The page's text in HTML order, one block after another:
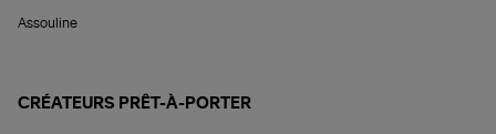
Assouline
CRÉATEURS PRÊT-À-PORTER